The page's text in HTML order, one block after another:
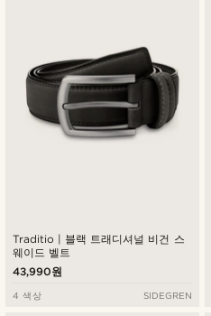
Traditio | 블랙 트래디셔널 비건 스
웨이드 벨트
43,990원
4 색상 SIDEGREN